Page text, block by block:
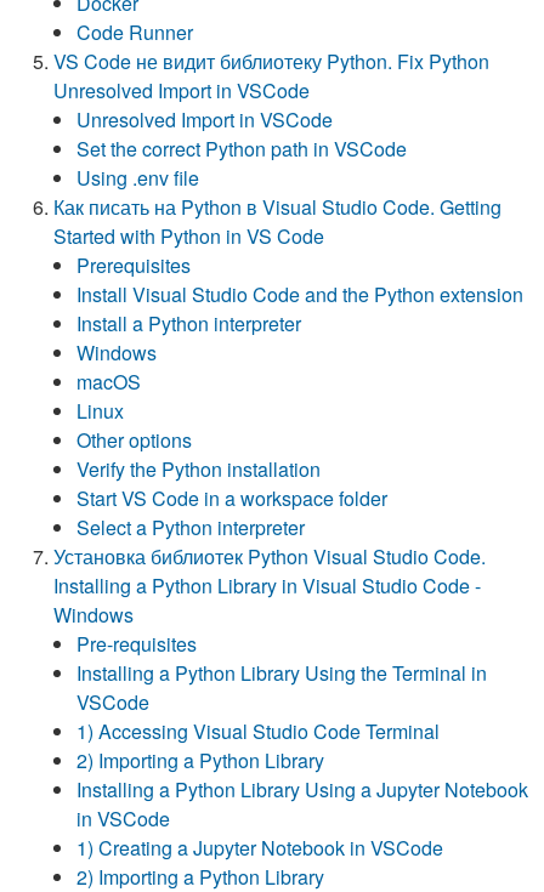
Code Runner
VS Code не видит библиотеку Python. Fix Python
Unresolved Import in VSCode
Unresolved Import in VSCode
Set the correct Python path in VSCode
Using .env file
Как писать на Python в Visual Studio Code. Getting
Started with Python in VS Code
Prerequisites
Install Visual Studio Code and the Python extension
Install a Python interpreter
Windows
macOS
Linux
Other options
Verify the Python installation
Start VS Code in a workspace folder
Select a Python interpreter
Установка библиотек Python Visual Studio Code.
Installing a Python Library in Visual Studio Code -
Windows
Pre-requisites
Installing a Python Library Using the Terminal in
VSCode
1) Accessing Visual Studio Code Terminal
2) Importing a Python Library
Installing a Python Library Using a Jupyter Notebook
in VSCode
1) Creating a Jupyter Notebook in VSCode
2) Importing a Python Library